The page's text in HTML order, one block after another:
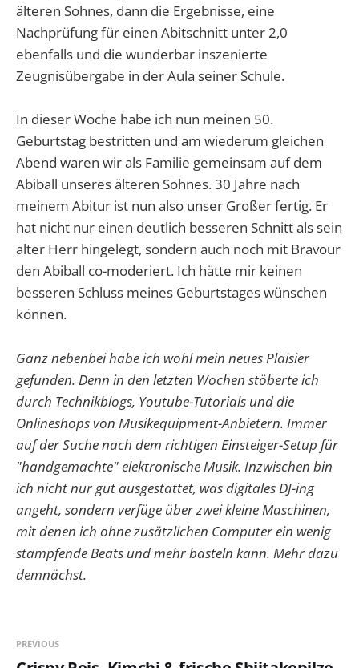
älteren Sohnes, dann die Ergebnisse, eine
Nachprüfung für einen Abitschnitt unter 2,0
ebenfalls und die wunderbar inszenierte
Zeugnisübergabe in der Aula seiner Schule.
In dieser Woche habe ich nun meinen 50.
Geburtstag bestritten und am wiederum gleichen
Abend waren wir als Familie gemeinsam auf dem
Abiball unseres älteren Sohnes. 30 Jahre nach
meinem Abitur ist nun also unser Großer fertig. Er
hat nicht nur einen deutlich besseren Schnitt als sein
alter Herr hingelegt, sondern auch noch mit Bravour
den Abiball co-moderiert. Ich hätte mir keinen
besseren Schluss meines Geburtstages wünschen
können.
Ganz nebenbei habe ich wohl mein neues Plaisier
gefunden. Denn in den letzten Wochen stöberte ich
durch Technikblogs, Youtube-Tutorials und die
Onlineshops von Musikequipment-Anbietern. Immer
auf der Suche nach dem richtigen Einsteiger-Setup für
"handgemachte" elektronische Musik. Inzwischen bin
ich nicht nur gut ausgestattet, was digitales DJ-ing
angeht, sondern verfüge über zwei kleine Maschinen,
mit denen ich ohne zusätzlichen Computer ein wenig
stampfende Beats und mehr basteln kann. Mehr dazu
demnächst.
PREVIOUS